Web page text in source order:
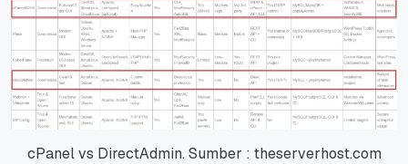
cPanel vs DirectAdmin. Sumber : theserverhost.com